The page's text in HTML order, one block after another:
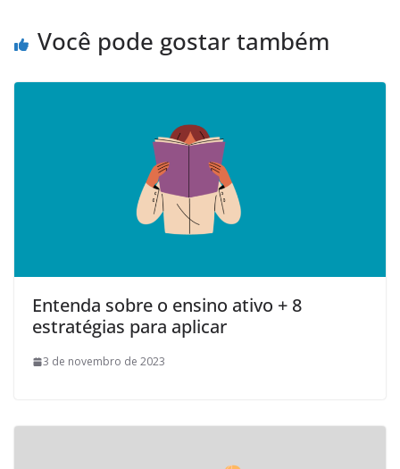
Você pode gostar também
Entenda sobre o ensino ativo + 8
estratégias para aplicar
3 de novembro de 2023